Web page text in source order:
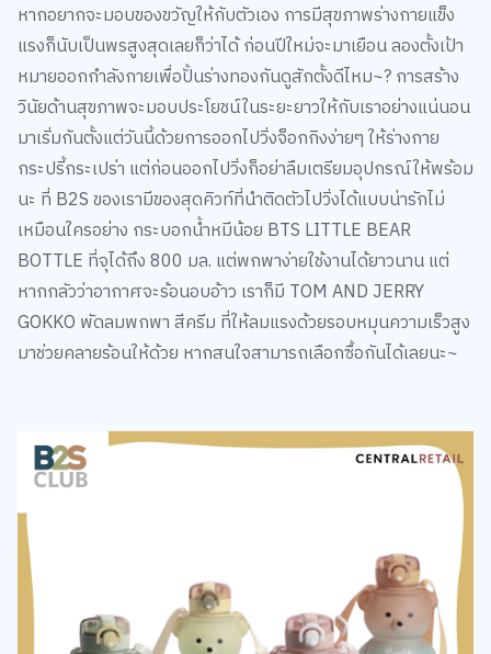
หากอยากจะมอบของขวัญให้กับตัวเอง การมีสุขภาพร่างกายแข็ง
แรงก็นับเป็นพรสูงสุดเลยก็ว่าได้ ก่อนปีใหม่จะมาเยือน ลองตั้งเป้า
หมายออกกำลังกายเพื่อปั้นร่างทองกันดูสักตั้งดีไหม~? การสร้าง
วินัยด้านสุขภาพจะมอบประโยชน์ในระยะยาวให้กับเราอย่างแน่นอน
มาเริ่มกันตั้งแต่วันนี้ด้วยการออกไปวิ่งจ็อกกิงง่ายๆ ให้ร่างกาย
กระปรี้กระเปร่า แต่ก่อนออกไปวิ่งก็อย่าลืมเตรียมอุปกรณ์ให้พร้อม
นะ ที่ B2S ของเรามีของสุดคิวท์ที่นำติดตัวไปวิ่งได้แบบน่ารักไม่
เหมือนใครอย่าง กระบอกน้ำหมีน้อย BTS LITTLE BEAR
BOTTLE ที่จุได้ถึง 800 มล. แต่พกพาง่ายใช้งานได้ยาวนาน แต่
หากกลัวว่าอากาศจะร้อนอบอ้าว เราก็มี TOM AND JERRY
GOKKO พัดลมพกพา สีครีม ที่ให้ลมแรงด้วยรอบหมุนความเร็วสูง
มาช่วยคลายร้อนให้ด้วย หากสนใจสามารถเลือกซื้อกันได้เลยนะ~